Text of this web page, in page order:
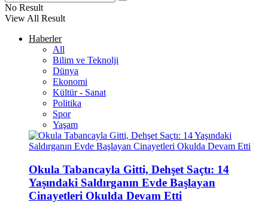
No Result
View All Result
Haberler
All
Bilim ve Teknolji
Dünya
Ekonomi
Kültür - Sanat
Politika
Spor
Yaşam
Okula Tabancayla Gitti, Dehşet Saçtı: 14
Yaşındaki Saldırganın Evde Başlayan
Cinayetleri Okulda Devam Etti